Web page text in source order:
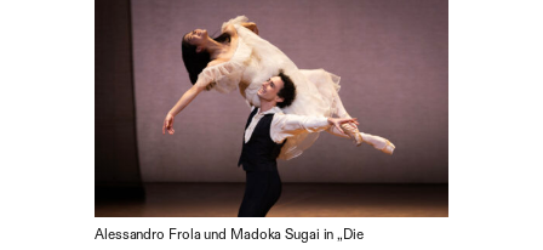
Alessandro Frola und Madoka Sugai in „Die